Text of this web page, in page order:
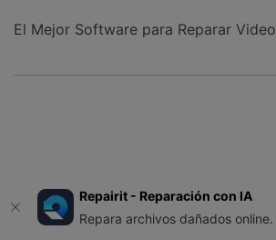
Repairit - Reparación con IA
Repara archivos dañados online.
El Mejor Software para Reparar Video